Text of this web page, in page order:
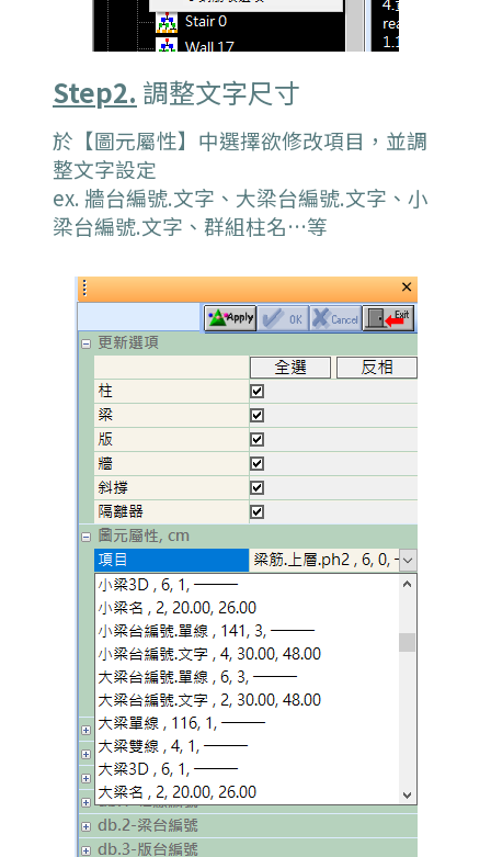
Step2. 調整文字尺寸
於【圖元屬性】中選擇欲修改項目，並調
整文字設定
ex. 牆台編號.文字、大梁台編號.文字、小
梁台編號.文字、群組柱名…等